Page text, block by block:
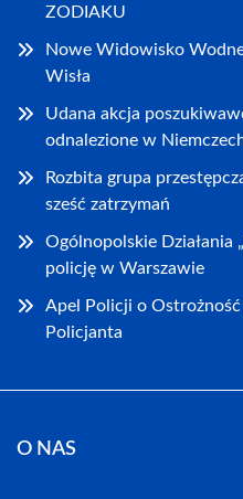
ZODIAKU
Nowe Widowisko
Wisła
Udana akcja
odnalezione w
Rozbita grupa
sześć zatrzymań
Ogólnopolskie Działania
policję w Warszawie
Apel Policji o Ostrożność
Policjanta
O NAS